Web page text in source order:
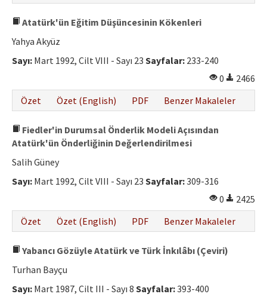
Atatürk'ün Eğitim Düşüncesinin Kökenleri
Yahya Akyüz
Sayı: Mart 1992, Cilt VIII - Sayı 23 Sayfalar: 233-240
0
2466
Özet
Özet (English) PDF Benzer Makaleler
Fiedler'in Durumsal Önderlik Modeli Açısından
Atatürk'ün Önderliğinin Değerlendirilmesi
Salih Güney
Sayı: Mart 1992, Cilt VIII - Sayı 23 Sayfalar:309-316
0
2425
Özet
Özet (English) PDF Benzer Makaleler
Yabancı Gözüyle Atatürk ve Türk İnkılâbı (Çeviri)
Turhan Bayçu
Sayı: Mart 1987, Cilt III - Sayı 8 Sayfalar:393-400